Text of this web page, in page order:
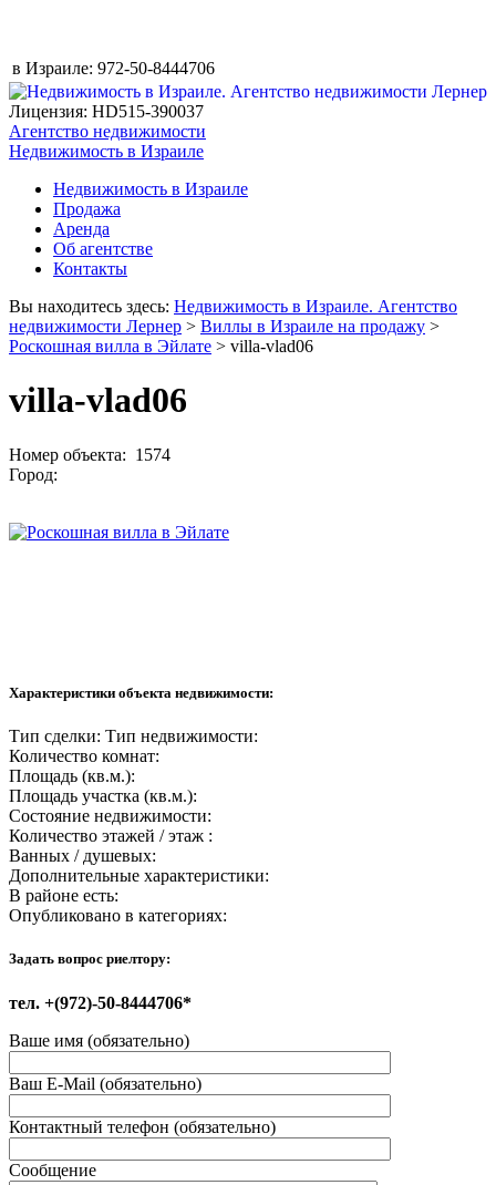
в Израиле: 972-50-8444706
Лицензия: HD515-390037
Агентство недвижимости
Недвижимость в Израиле
Недвижимость в Израиле
Продажа
Аренда
Об агентстве
Контакты
Вы находитесь здесь: Недвижимость в Израиле. Агентство
недвижимости Лернер > Виллы в Израиле на продажу >
Роскошная вилла в Эйлате > villa-vlad06
villa-vlad06
Номер объекта: 1574
Город:
Характеристики объекта недвижимости:
Тип сделки: Тип недвижимости:
Количество комнат:
Площадь (кв.м.):
Площадь участка (кв.м.):
Состояние недвижимости:
Количество этажей / этаж :
Ванных / душевых:
Дополнительные характеристики:
В районе есть:
Опубликовано в категориях:
Задать вопрос риелтору:
тел. +(972)-50-8444706*
Ваше имя (обязательно)
Ваш E-Mail (обязательно)
Контактный телефон (обязательно)
Сообщение